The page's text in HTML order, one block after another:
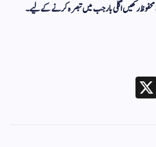
رکھیں اگلی بار جب میں تبصرہ کرنے کےلیے۔
le